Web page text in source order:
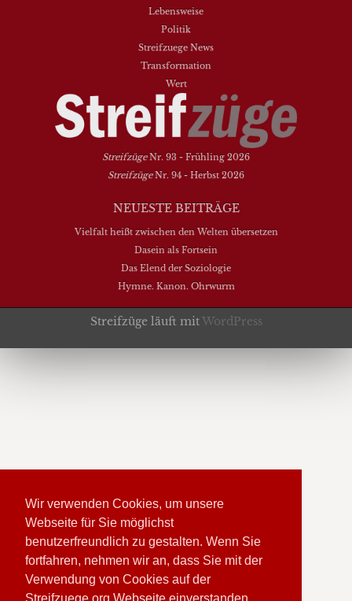
Wir verwenden Cookies, um unsere
Webseite für Sie möglichst
benutzerfreundlich zu gestalten. Wenn Sie
fortfahren, nehmen wir an, dass Sie mit der
Verwendung von Cookies auf der
Lebensweise
Politik
Streifzuege News
Transformation
Wert
StreifzügeNr. 93 - Frühling 2026
StreifzügeNr. 94 - Herbst 2026
NEUESTE BEITRÄGE
Vielfalt heißt zwischen den Welten übersetzen
Dasein als Fortsein
Das Elend der Soziologie
Hymne. Kanon. Ohrwurm
Streifzüge läuft mitWordPress